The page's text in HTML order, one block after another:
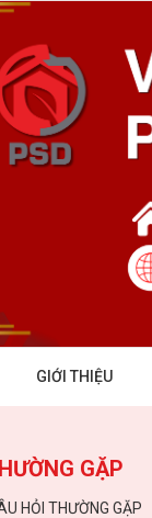
GIỚI THIỆU
GẶP
HỎI THƯỜNG GẶP